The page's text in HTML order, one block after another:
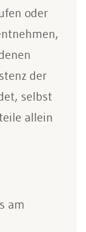
oder
der
selbst
allein
am